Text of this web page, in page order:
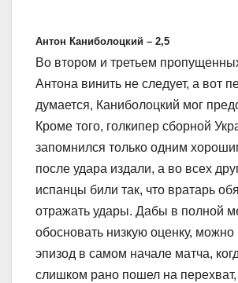
Антон Каниболоцкий – 2,5
Во втором и третьем
Антона винить не следует, а вот
думается, Каниболоцкий мог
Кроме того, голкипер сборной
запомнился только одним
после удара издали, а во всех
испанцы били так, что вратарь
отражать удары. Дабы в полной
обосновать низкую оценку, можно
эпизод в самом начале матча,
слишком рано пошел на перехват,